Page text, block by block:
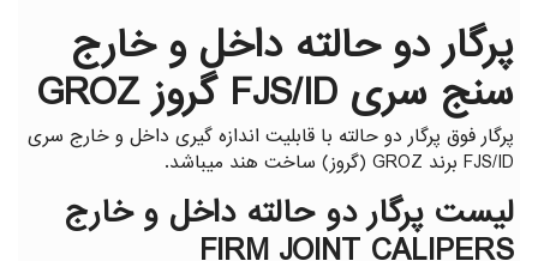
پرگار دو حالته داخل و خارج
سنج سری FJS/ID گروز GROZ
پرگار فوق پرگار دو حالته با قابلیت اندازه گیری داخل و خارج سری
FJS/ID برند GROZ (گروز) ساخت هند میباشد.
لیست پرگار دو حالته داخل و خارج
FIRM JOINT CALIPERS